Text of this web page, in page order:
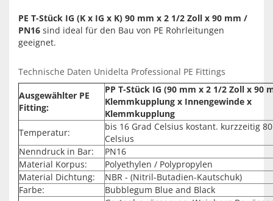
PE T-Stück IG (K x IG x K) 90 mm x 2 1/2 Zoll x 90 mm /
PN16 sind ideal für den Bau von PE Rohrleitungen
geeignet.
Technische Daten Unidelta Professional PE Fittings
Ausgewählter PE
Fitting:
PP T-Stück IG (90 mm x 2 1/2 Zoll x 90
Klemmkupplung x Innengewinde x
Klemmkupplung
Temperatur:
bis 16 Grad Celsius kostant. kurzzeitig
Celsius
Nenndruck in Bar:
PN16
Material Korpus:
Polyethylen / Polypropylen
Material Dichtung:
NBR - (Nitril-Butadien-Kautschuk)
Farbe:
Bubblegum Blue and Black